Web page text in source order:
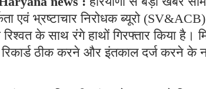
एवं भ्रष्टाचार निरोधक ब्यूरो
के साथ रंगे हाथों गिरफ्तार किया है।
रिकार्ड ठीक करने और इंतकाल दर्ज करने के